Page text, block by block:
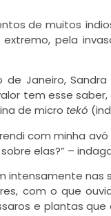
de muitos
pela
de Janeiro,
tem esse
de micro tekó
com minha
elas?” –
intensamente
com o que
e plantas